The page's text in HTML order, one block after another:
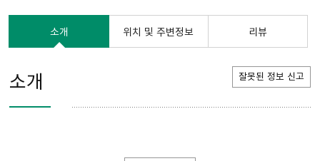
소개 위치 및 주변정보 리뷰
소개 잘못된 정보 신고